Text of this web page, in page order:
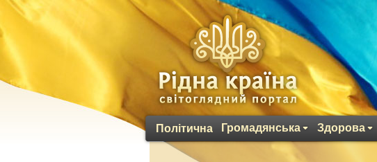
Політична Громадянська Здорова